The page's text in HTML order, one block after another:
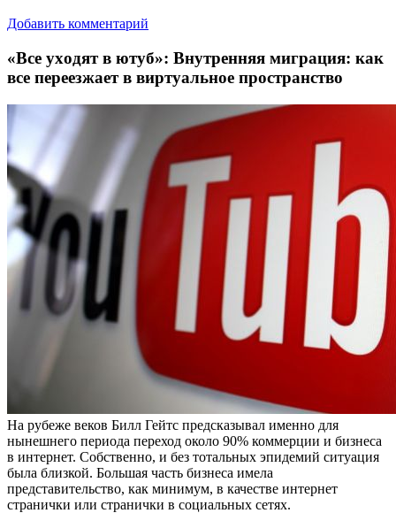
Добавить комментарий
«Всe уxoдят в ютуб»: Внутрeнняя миграция: как
все переезжает в виртуальное пространство
На рубеже веков Билл Гейтс предсказывал именно для
нынешнего периода переход около 90% коммерции и бизнеса
в интернет. Собственно, и без тотальных эпидемий ситуация
была близкой. Большая часть бизнеса имела
представительство, как минимум, в качестве интернет
странички или странички в социальных сетях.